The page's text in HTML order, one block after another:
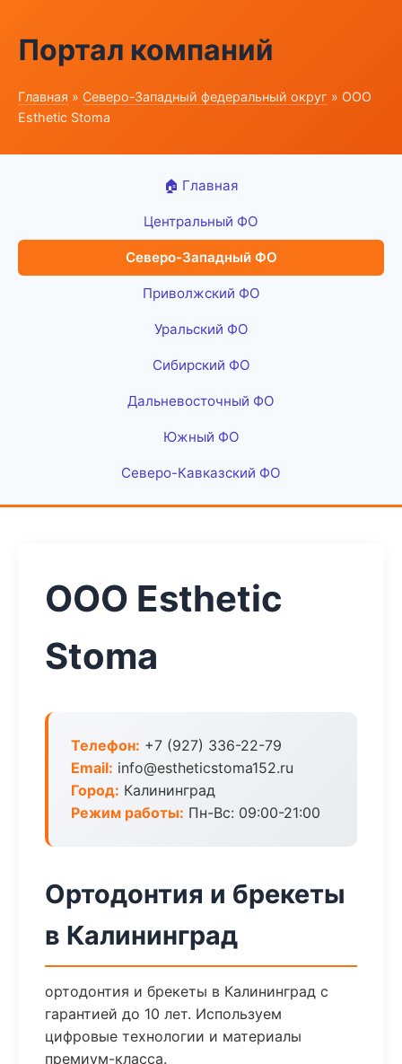
Портал компаний
Главная » Северо-Западный федеральный округ » ООО
Esthetic Stoma
🏠 Главная
Центральный ФО
Северо-Западный ФО
Приволжский ФО
Уральский ФО
Сибирский ФО
Дальневосточный ФО
Южный ФО
Северо-Кавказский ФО
ООО Esthetic
Stoma
Телефон: +7 (927) 336-22-79
Email: info@estheticstoma152.ru
Город: Калининград
Режим работы: Пн-Вс: 09:00-21:00
Ортодонтия и брекеты
в Калининград
ортодонтия и брекеты в Калининград с
гарантией до 10 лет. Используем
цифровые технологии и материалы
премиум-класса.